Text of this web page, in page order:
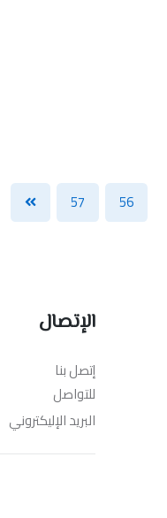
56
57
الإتصال
إتصل بنا
للتواصل
البريد الإليكتروني